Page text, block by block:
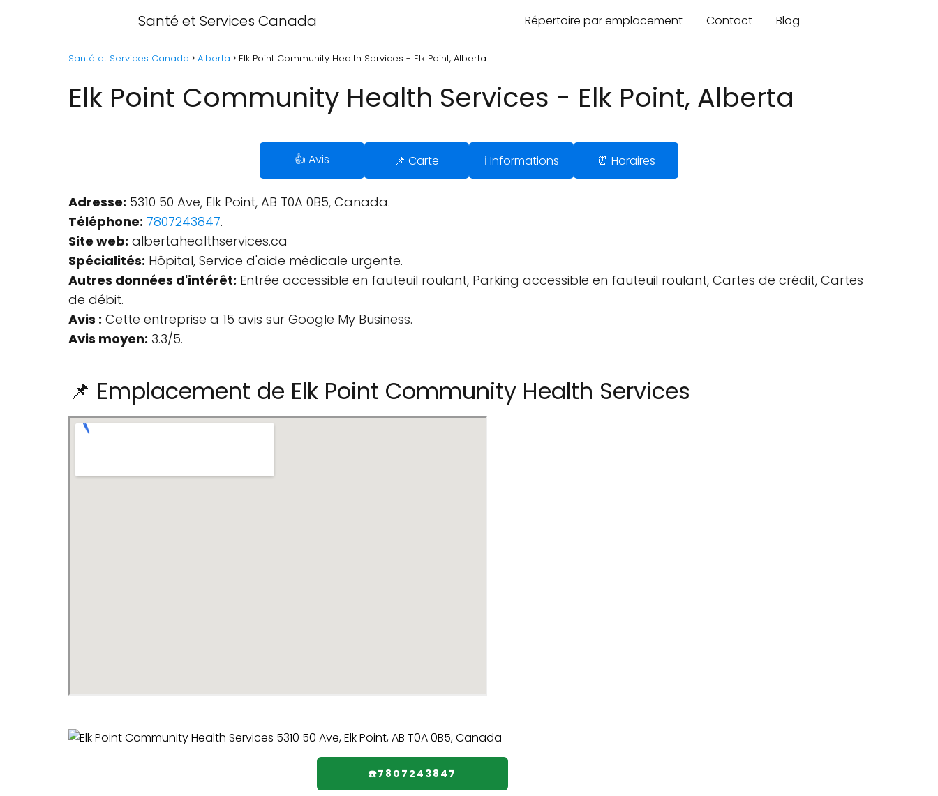
Santé et Services Canada Répertoire par emplacement Contact Blog
Santé et Services Canada Alberta Elk Point Community Health Services - Elk Point, Alberta
Elk Point Community Health Services - Elk Point, Alberta
👍 Avis 📌 Carte ℹ️ Informations ⏰ Horaires
Adresse: 5310 50 Ave, Elk Point, AB T0A 0B5, Canada.
Téléphone: 7807243847.
Site web: albertahealthservices.ca
Spécialités: Hôpital, Service d'aide médicale urgente.
Autres données d'intérêt: Entrée accessible en fauteuil roulant, Parking accessible en fauteuil roulant, Cartes de crédit, Cartes
de débit.
Avis : Cette entreprise a 15 avis sur Google My Business.
Avis moyen: 3.3/5.
📌 Emplacement de Elk Point Community Health Services
☎️7807243847